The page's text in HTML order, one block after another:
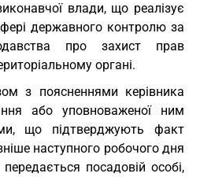
влади, що реалізує
державного контролю за
про захист прав
органі.
з поясненнями керівника
або уповноваженої ним
що підтверджують факт
наступного робочого дня
посадовій особі,